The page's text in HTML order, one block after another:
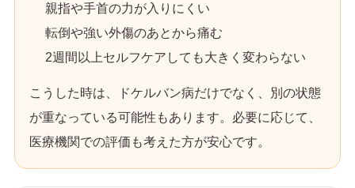
親指や手首の力が入りにくい
転倒や強い外傷のあとから痛む
2週間以上セルフケアしても大きく変わらない
こうした時は、ドケルバン病だけでなく、別の状態
が重なっている可能性もあります。必要に応じて、
医療機関での評価も考えた方が安心です。